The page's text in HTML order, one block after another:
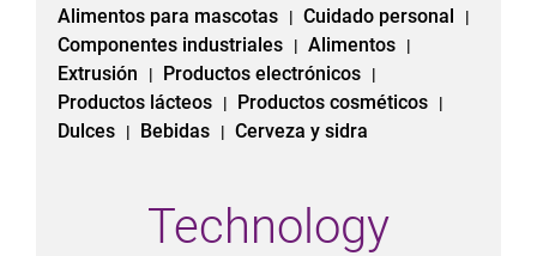
Alimentos para mascotas | Cuidado personal |
Componentes industriales | Alimentos |
Extrusión | Productos electrónicos |
Productos lácteos | Productos cosméticos |
Dulces | Bebidas | Cerveza y sidra
Technology